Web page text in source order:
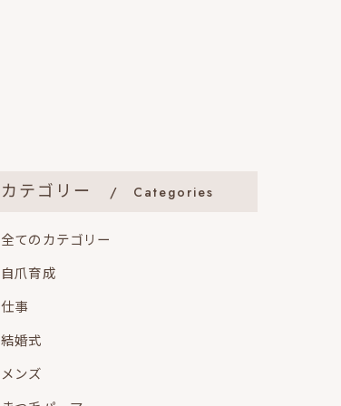
カテゴリー Categories
全てのカテゴリー
自爪育成
仕事
結婚式
メンズ